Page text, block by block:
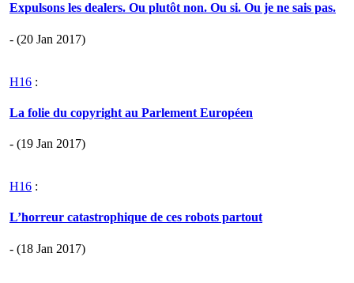
Expulsons les dealers. Ou plutôt non. Ou si. Ou je ne sais pas.
- (20 Jan 2017)
H16 :
La folie du copyright au Parlement Européen
- (19 Jan 2017)
H16 :
L’horreur catastrophique de ces robots partout
- (18 Jan 2017)